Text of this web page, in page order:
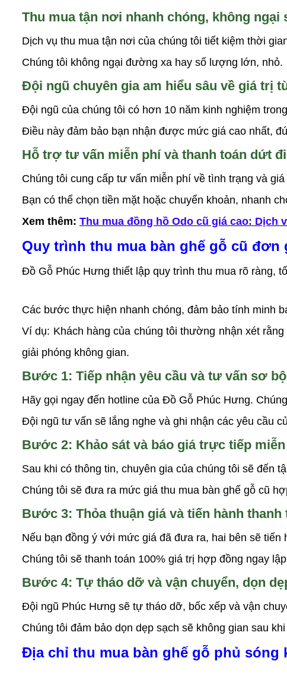
Thu mua tận nơi nhanh chóng, không
Dịch vụ thu mua tận nơi của chúng tôi tiết kiệm thời
Chúng tôi không ngại đường xa hay số lượng lớn, nhỏ.
Đội ngũ chuyên gia am hiểu sâu về giá trị
Đội ngũ của chúng tôi có hơn 10 năm kinh nghiệm
Điều này đảm bảo bạn nhận được mức giá cao nhất,
Hỗ trợ tư vấn miễn phí và thanh toán dứt
Chúng tôi cung cấp tư vấn miễn phí về tình trạng và
Bạn có thể chọn tiền mặt hoặc chuyển khoản, nhanh
Xem thêm: Thu mua đồng hồ Odo cũ giá cao: Dịch
Quy trình thu mua bàn ghế gỗ cũ đơn
Đồ Gỗ Phúc Hưng thiết lập quy trình thu mua rõ ràng,
Các bước thực hiện nhanh chóng, đảm bảo tính minh
Ví dụ: Khách hàng của chúng tôi thường nhận xét
giải phóng không gian.
Bước 1: Tiếp nhận yêu cầu và tư vấn sơ
Hãy gọi ngay đến hotline của Đồ Gỗ Phúc Hưng.
Đội ngũ tư vấn sẽ lắng nghe và ghi nhận các yêu cầu
Bước 2: Khảo sát và báo giá trực tiếp
Sau khi có thông tin, chuyên gia của chúng tôi sẽ đến
Chúng tôi sẽ đưa ra mức giá thu mua bàn ghế gỗ cũ
Bước 3: Thỏa thuận giá và tiến hành thanh
Nếu bạn đồng ý với mức giá đã đưa ra, hai bên sẽ
Chúng tôi sẽ thanh toán 100% giá trị hợp đồng ngay
Bước 4: Tự tháo dỡ và vận chuyển, dọn
Đội ngũ Phúc Hưng sẽ tự tháo dỡ, bốc xếp và vận
Chúng tôi đảm bảo dọn dẹp sạch sẽ không gian sau
Địa chỉ thu mua bàn ghế gỗ phủ sóng